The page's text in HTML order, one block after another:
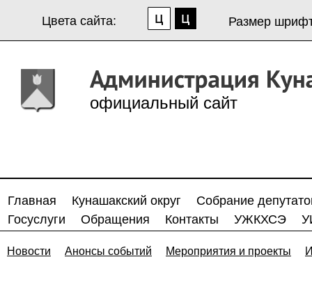
Цвета сайта: Размер
официальный сайт
Главная Кунашакский округ
Собрание
Госуслуги
Обращения Контакты УЖКХСЭ
Новости Анонсы событий Мероприятия и проекты